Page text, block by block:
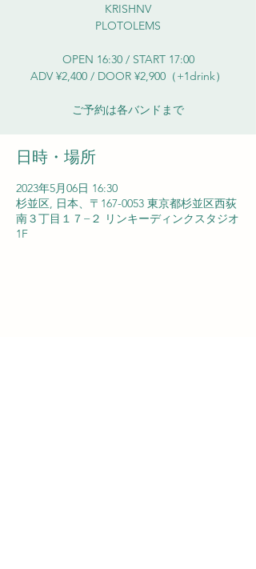
KRISHNV
PLOTOLEMS
OPEN 16:30 / START 17:00
ADV ¥2,400 / DOOR ¥2,900（+1drink）
ご予約は各バンドまで
日時・場所
2023年5月06日 16:30
杉並区, 日本、〒167-0053 東京都杉並区西荻
南３丁目１７−２ リンキーディンクスタジオ
1F